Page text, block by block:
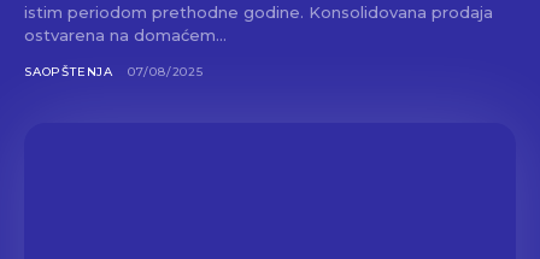
istim periodom prethodne godine. Konsolidovana prodaja
ostvarena na domaćem...
SAOPŠTENJA 07/08/2025